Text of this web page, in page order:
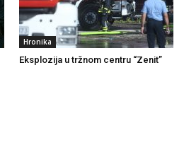
Hronika
Eksplozija u tržnom centru “Zenit”